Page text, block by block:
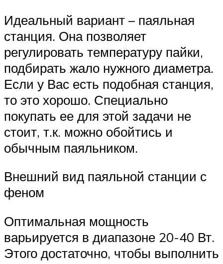
Идеальный вариант – паяльная
станция. Она позволяет
регулировать температуру пайки,
подбирать жало нужного диаметра.
Если у Вас есть подобная станция,
то это хорошо. Специально
покупать ее для этой задачи не
стоит, т.к. можно обойтись и
обычным паяльником.
Внешний вид паяльной станции с
феном
Оптимальная мощность
варьируется в диапазоне 20-40 Вт.
Этого достаточно, чтобы выполнить